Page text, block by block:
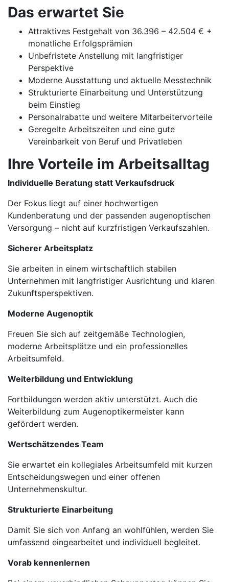
Das erwartet Sie
Attraktives Festgehalt von 36.396 – 42.504 € +
monatliche Erfolgsprämien
Unbefristete Anstellung mit langfristiger
Perspektive
Moderne Ausstattung und aktuelle Messtechnik
Strukturierte Einarbeitung und Unterstützung
beim Einstieg
Personalrabatte und weitere Mitarbeitervorteile
Geregelte Arbeitszeiten und eine gute
Vereinbarkeit von Beruf und Privatleben
Ihre Vorteile im Arbeitsalltag
Individuelle Beratung statt Verkaufsdruck
Der Fokus liegt auf einer hochwertigen
Kundenberatung und der passenden augenoptischen
Versorgung – nicht auf kurzfristigen Verkaufszahlen.
Sicherer Arbeitsplatz
Sie arbeiten in einem wirtschaftlich stabilen
Unternehmen mit langfristiger Ausrichtung und klaren
Zukunftsperspektiven.
Moderne Augenoptik
Freuen Sie sich auf zeitgemäße Technologien,
moderne Arbeitsplätze und ein professionelles
Arbeitsumfeld.
Weiterbildung und Entwicklung
Fortbildungen werden aktiv unterstützt. Auch die
Weiterbildung zum Augenoptikermeister kann
gefördert werden.
Wertschätzendes Team
Sie erwartet ein kollegiales Arbeitsumfeld mit kurzen
Entscheidungswegen und einer offenen
Unternehmenskultur.
Strukturierte Einarbeitung
Damit Sie sich von Anfang an wohlfühlen, werden Sie
umfassend eingearbeitet und individuell begleitet.
Vorab kennenlernen